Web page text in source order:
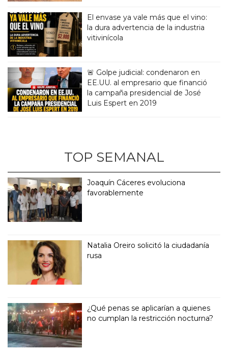
El envase ya vale más que el vino:
la dura advertencia de la industria
vitivinícola
🚨 Golpe judicial: condenaron en
EE.UU. al empresario que financió
la campaña presidencial de José
Luis Espert en 2019
TOP SEMANAL
Joaquín Cáceres evoluciona
favorablemente
Natalia Oreiro solicitó la ciudadanía
rusa
¿Qué penas se aplicarían a quienes
no cumplan la restricción nocturna?